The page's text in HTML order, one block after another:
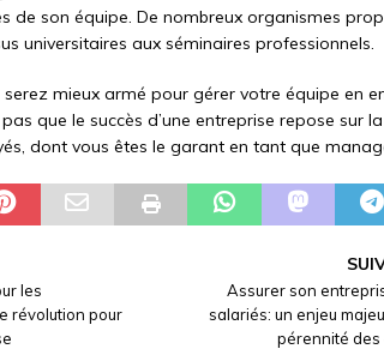
de son équipe. De nombreux organismes
universitaires aux séminaires professionnels.
mieux armé pour gérer votre équipe en
que le succès d’une entreprise repose sur
dont vous êtes le garant en tant que
les
révolution pour
Assurer son
salariés: un enjeu
pérennité des